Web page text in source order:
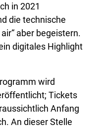
in 2021
die technische
aber begeistern.
digitales Highlight
wird
Tickets
Anfang
An dieser Stelle